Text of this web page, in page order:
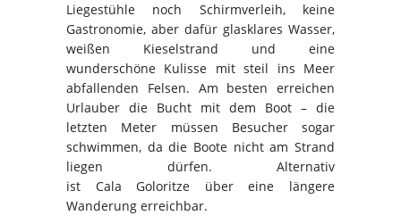
Liegestühle noch Schirmverleih, keine
Gastronomie, aber dafür glasklares Wasser,
weißen Kieselstrand und eine
wunderschöne Kulisse mit steil ins Meer
abfallenden Felsen. Am besten erreichen
Urlauber die Bucht mit dem Boot – die
letzten Meter müssen Besucher sogar
schwimmen, da die Boote nicht am Strand
liegen dürfen. Alternativ
ist Cala Goloritze über eine längere
Wanderung erreichbar.